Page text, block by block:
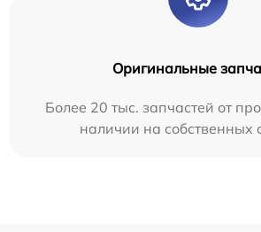
Оригинальные
Более 20 тыс. запчастей от
наличии на собственных